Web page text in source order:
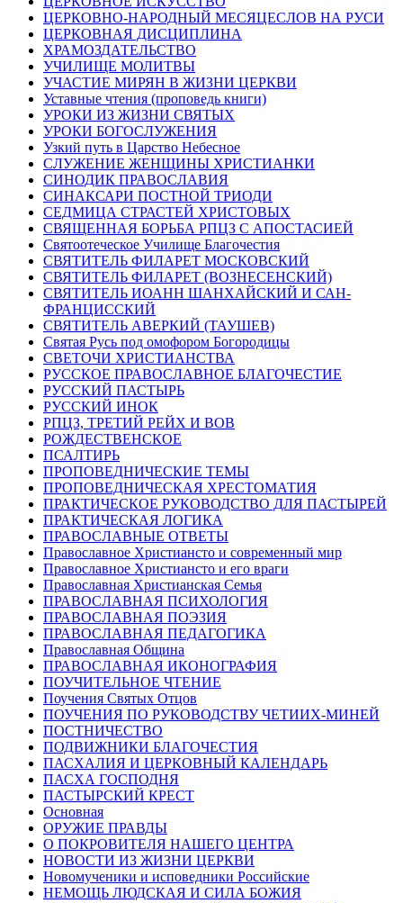
ЦЕРКОВНО-НАРОДНЫЙ МЕСЯЦЕСЛОВ НА РУСИ
ЦЕРКОВНАЯ ДИСЦИПЛИНА
ХРАМОЗДАТЕЛЬСТВО
УЧИЛИЩЕ МОЛИТВЫ
УЧАСТИЕ МИРЯН В ЖИЗНИ ЦЕРКВИ
Уставные чтения (проповедь книги)
УРОКИ ИЗ ЖИЗНИ СВЯТЫХ
УРОКИ БОГОСЛУЖЕНИЯ
Узкий путь в Царство Небесное
СЛУЖЕНИЕ ЖЕНЩИНЫ ХРИСТИАНКИ
СИНОДИК ПРАВОСЛАВИЯ
СИНАКСАРИ ПОСТНОЙ ТРИОДИ
СЕДМИЦА СТРАСТЕЙ ХРИСТОВЫХ
СВЯЩЕННАЯ БОРЬБА РПЦЗ С АПОСТАСИЕЙ
Святоотеческое Училище Благочестия
СВЯТИТЕЛЬ ФИЛАРЕТ МОСКОВСКИЙ
СВЯТИТЕЛЬ ФИЛАРЕТ (ВОЗНЕСЕНСКИЙ)
СВЯТИТЕЛЬ ИОАНН ШАНХАЙСКИЙ И САН-
ФРАНЦИССКИЙ
СВЯТИТЕЛЬ АВЕРКИЙ (ТАУШЕВ)
Святая Русь под омофором Богородицы
СВЕТОЧИ ХРИСТИАНСТВА
РУССКОЕ ПРАВОСЛАВНОЕ БЛАГОЧЕСТИЕ
РУССКИЙ ПАСТЫРЬ
РУССКИЙ ИНОК
РПЦЗ, ТРЕТИЙ РЕЙХ И ВОВ
РОЖДЕСТВЕНСКОЕ
ПСАЛТИРЬ
ПРОПОВЕДНИЧЕСКИЕ ТЕМЫ
ПРОПОВЕДНИЧЕСКАЯ ХРЕСТОМАТИЯ
ПРАКТИЧЕСКОЕ РУКОВОДСТВО ДЛЯ ПАСТЫРЕЙ
ПРАКТИЧЕСКАЯ ЛОГИКА
ПРАВОСЛАВНЫЕ ОТВЕТЫ
Православное Христиансто и современный мир
Православное Христиансто и его враги
Православная Христианская Семья
ПРАВОСЛАВНАЯ ПСИХОЛОГИЯ
ПРАВОСЛАВНАЯ ПОЭЗИЯ
ПРАВОСЛАВНАЯ ПЕДАГОГИКА
Православная Община
ПРАВОСЛАВНАЯ ИКОНОГРАФИЯ
ПОУЧИТЕЛЬНОЕ ЧТЕНИЕ
Поучения Святых Отцов
ПОУЧЕНИЯ ПО РУКОВОДСТВУ ЧЕТИИХ-МИНЕЙ
ПОСТНИЧЕСТВО
ПОДВИЖНИКИ БЛАГОЧЕСТИЯ
ПАСХАЛИЯ И ЦЕРКОВНЫЙ КАЛЕНДАРЬ
ПАСХА ГОСПОДНЯ
ПАСТЫРСКИЙ КРЕСТ
Основная
ОРУЖИЕ ПРАВДЫ
О ПОКРОВИТЕЛЯ НАШЕГО ЦЕНТРА
НОВОСТИ ИЗ ЖИЗНИ ЦЕРКВИ
Новомученики и исповедники Российские
НЕМОЩЬ ЛЮДСКАЯ И СИЛА БОЖИЯ